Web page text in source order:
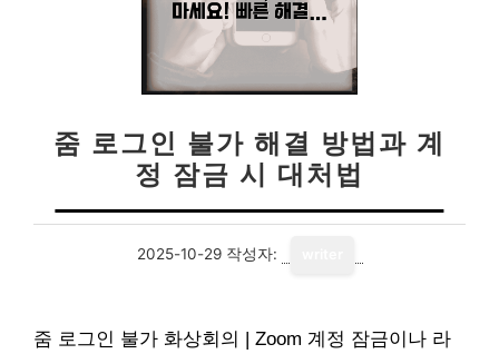
줌 로그인 불가 해결 방법과 계
정 잠금 시 대처법
2025-10-29 작성자:
줌 로그인 불가 화상회의 | Zoom 계정 잠금이나 라